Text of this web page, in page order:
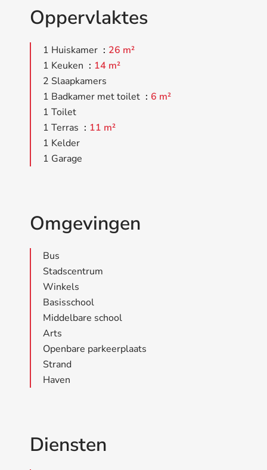
Oppervlaktes
1 Huiskamer
26 m²
1 Keuken
14 m²
2 Slaapkamers
1 Badkamer met toilet
6 m²
1 Toilet
1 Terras
11 m²
1 Kelder
1 Garage
Omgevingen
Bus
Stadscentrum
Winkels
Basisschool
Middelbare school
Arts
Openbare parkeerplaats
Strand
Haven
Diensten